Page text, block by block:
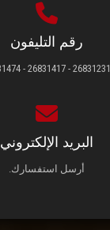
رقم التليفون
26831231 - 26831417 - 26831474
البريد الإلكتروني
أرسل استفسارك.